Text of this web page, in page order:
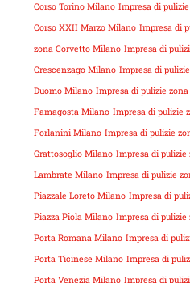
Corso Torino Milano Impresa di
Corso XXII Marzo Milano Impresa di
zona Corvetto Milano Impresa di
Crescenzago Milano Impresa di
Duomo Milano Impresa di pulizie zona
Famagosta Milano Impresa di pulizie
Forlanini Milano Impresa di pulizie
Grattosoglio Milano Impresa di pulizie
Lambrate Milano Impresa di pulizie
Piazzale Loreto Milano Impresa di
Piazza Piola Milano Impresa di pulizie
Porta Romana Milano Impresa di
Porta Ticinese Milano Impresa di
Porta Venezia Milano Impresa di